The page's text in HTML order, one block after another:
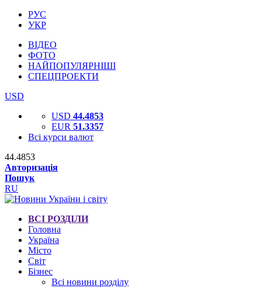
РУС
УКР
ВІДЕО
ФОТО
НАЙПОПУЛЯРНІШІ
СПЕЦПРОЕКТИ
USD
USD 44.4853
EUR 51.3357
Всі курси валют
44.4853
Авторизація
Пошук
RU
ВСІ РОЗДІЛИ
Головна
Україна
Місто
Світ
Бізнес
Всі новини розділу